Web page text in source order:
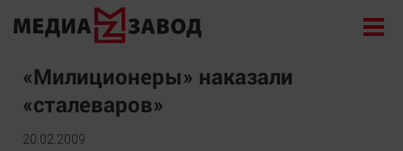
Новости
Экономика
Происшествия
«Милиционеры» наказали
«сталеваров»
20.02.2009